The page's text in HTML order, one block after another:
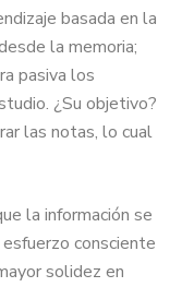
basada en la
la memoria;
pasiva los
¿Su objetivo?
las notas, lo cual
la información se
consciente
solidez en